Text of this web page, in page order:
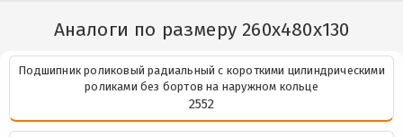
Аналоги по размеру 260x480x130
Подшипник роликовый радиальный с короткими цилиндрическими
роликами без бортов на наружном кольце
2552